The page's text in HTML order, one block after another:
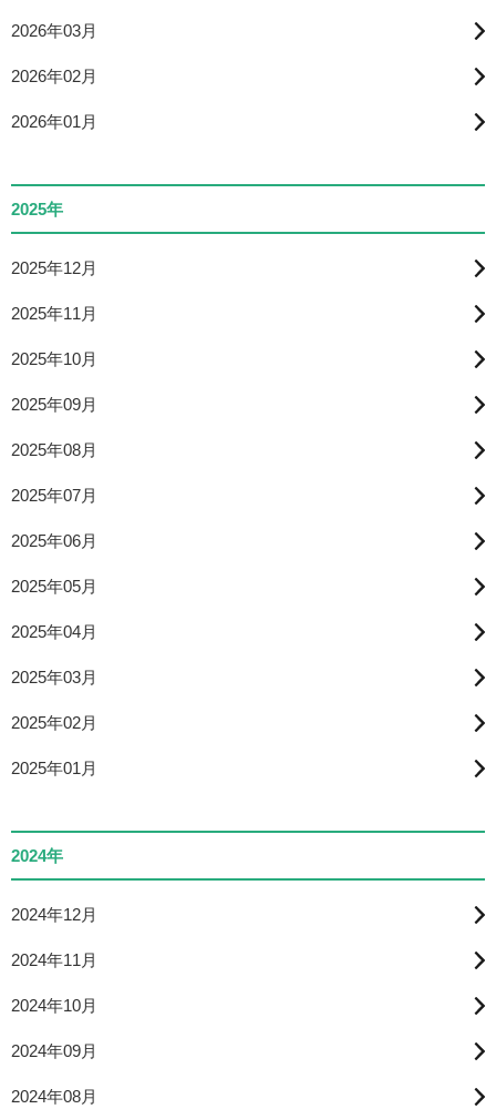
2026年03月
2026年02月
2026年01月
2025年
2025年12月
2025年11月
2025年10月
2025年09月
2025年08月
2025年07月
2025年06月
2025年05月
2025年04月
2025年03月
2025年02月
2025年01月
2024年
2024年12月
2024年11月
2024年10月
2024年09月
2024年08月